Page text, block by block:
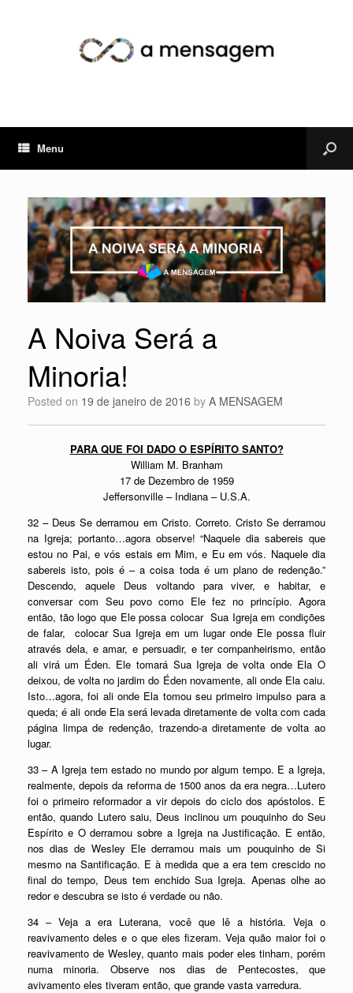
Menu
A Noiva Será a
Minoria!
Posted on 19 de janeiro de 2016 by A MENSAGEM
PARA QUE FOI DADO O ESPÍRITO SANTO?
William M. Branham
17 de Dezembro de 1959
Jeffersonville – Indiana – U.S.A.
32 – Deus Se derramou em Cristo. Correto. Cristo Se derramou
na Igreja; portanto…agora observe! “Naquele dia sabereis que
estou no Pai, e vós estais em Mim, e Eu em vós. Naquele dia
sabereis isto, pois é – a coisa toda é um plano de redenção.”
Descendo, aquele Deus voltando para viver, e habitar, e
conversar com Seu povo como Ele fez no princípio. Agora
então, tão logo que Ele possa colocar Sua Igreja em condições
de falar, colocar Sua Igreja em um lugar onde Ele possa fluir
através dela, e amar, e persuadir, e ter companheirismo, então
ali virá um Éden. Ele tomará Sua Igreja de volta onde Ela O
deixou, de volta no jardim do Éden novamente, ali onde Ela caiu.
Isto…agora, foi ali onde Ela tomou seu primeiro impulso para a
queda; é ali onde Ela será levada diretamente de volta com cada
página limpa de redenção, trazendo-a diretamente de volta ao
lugar.
33 – A Igreja tem estado no mundo por algum tempo. E a Igreja,
realmente, depois da reforma de 1500 anos da era negra…Lutero
foi o primeiro reformador a vir depois do ciclo dos apóstolos. E
então, quando Lutero saiu, Deus inclinou um pouquinho do Seu
Espírito e O derramou sobre a Igreja na Justificação. E então,
nos dias de Wesley Ele derramou mais um pouquinho de Si
mesmo na Santificação. E à medida que a era tem crescido no
final do tempo, Deus tem enchido Sua Igreja. Apenas olhe ao
redor e descubra se isto é verdade ou não.
34 – Veja a era Luterana, você que lê a história. Veja o
reavivamento deles e o que eles fizeram. Veja quão maior foi o
reavivamento de Wesley, quanto mais poder eles tinham, porém
numa minoria. Observe nos dias de Pentecostes, que
avivamento eles tiveram então, que grande vasta varredura.